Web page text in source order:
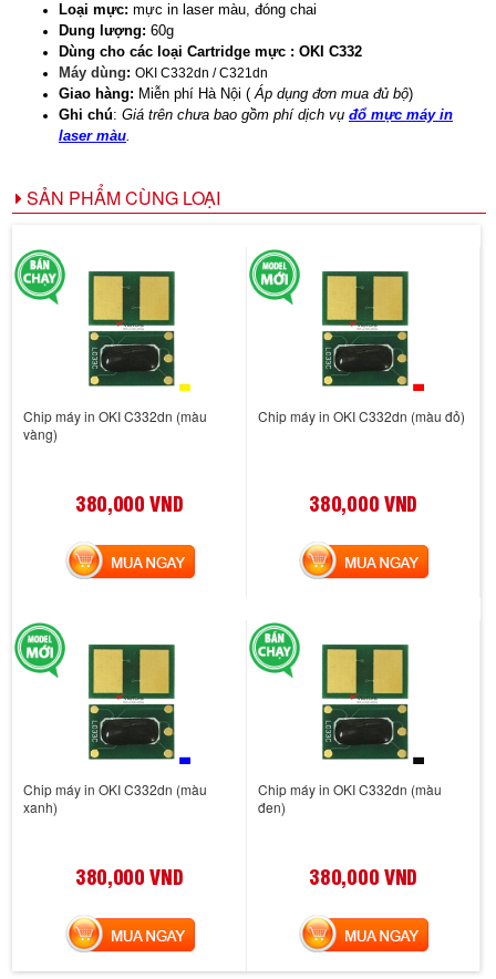
Loại mực: mực in laser màu, đóng chai
Dung lượng: 60g
Dùng cho các loại Cartridge mực : OKI C332
Máy dùng: OKI C332dn / C321dn
Giao hàng: Miễn phí Hà Nội ( Áp dụng đơn mua đủ bộ)
Ghi chú: Giá trên chưa bao gồm phí dịch vụ đổ mực máy in
laser màu.
SẢN PHẨM CÙNG LOẠI
Chip máy in OKI C332dn (màu
vàng)
380,000 VND
MUA NGAY
Chip máy in OKI C332dn (màu đỏ)
380,000 VND
MUA NGAY
Chip máy in OKI C332dn (màu
xanh)
380,000 VND
MUA NGAY
Chip máy in OKI C332dn (màu
đen)
380,000 VND
MUA NGAY